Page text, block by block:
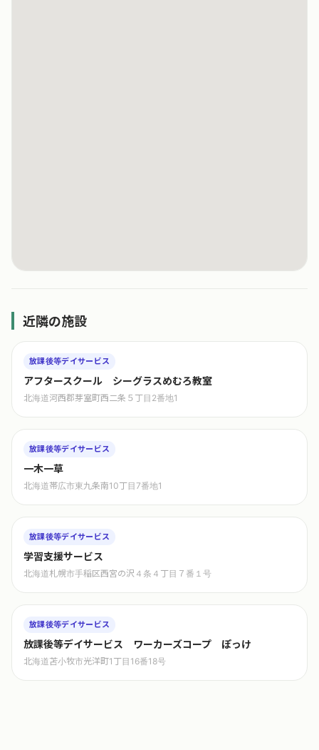
近隣の施設
放課後等デイサービス
アフタースクール シーグラスめむろ教室
北海道河西郡芽室町西二条５丁目2番地1
放課後等デイサービス
一木一草
北海道帯広市東九条南10丁目7番地1
放課後等デイサービス
学習支援サービス
北海道札幌市手稲区西宮の沢４条４丁目７番１号
放課後等デイサービス
放課後等デイサービス ワーカーズコープ ぽっけ
北海道苫小牧市光洋町1丁目16番18号